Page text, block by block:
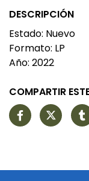
DESCRIPCIÓN
Estado: Nuevo
Formato: LP
Año: 2022
COMPARTIR